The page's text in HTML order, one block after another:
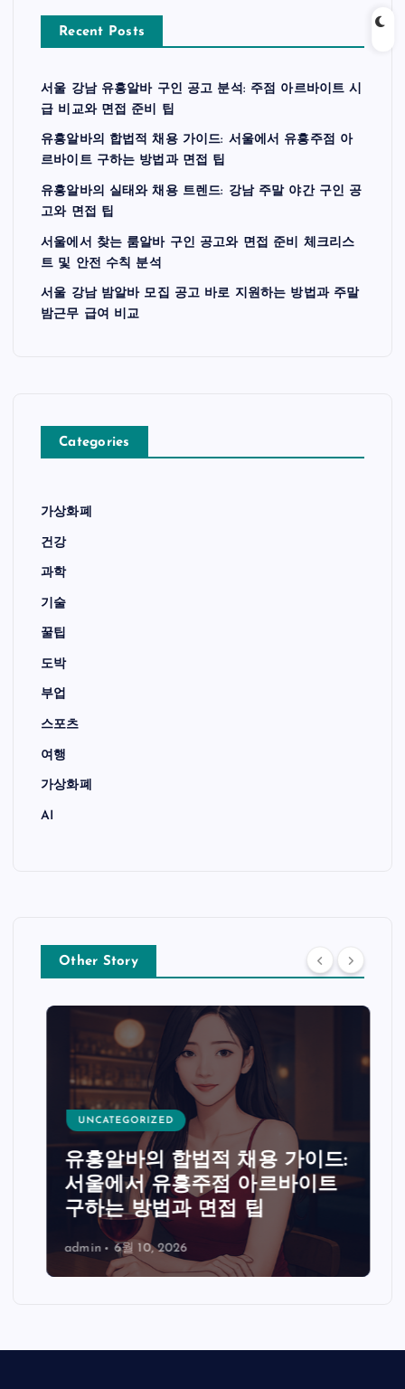
Recent Posts
서울 강남 유흥알바 구인 공고 분석: 주점 아르바이트 시
급 비교와 면접 준비 팁
유흥알바의 합법적 채용 가이드: 서울에서 유흥주점 아
르바이트 구하는 방법과 면접 팁
유흥알바의 실태와 채용 트렌드: 강남 주말 야간 구인 공
고와 면접 팁
서울에서 찾는 룸알바 구인 공고와 면접 준비 체크리스
트 및 안전 수칙 분석
서울 강남 밤알바 모집 공고 바로 지원하는 방법과 주말
밤근무 급여 비교
Categories
가상화폐
건강
과학
기술
꿀팁
도박
부업
스포츠
여행
가상화폐
AI
Other Story
UNCATEGORIZED
유흥알바의 합법적 채용 가이드:
서울에서 유흥주점 아르바이트
구하는 방법과 면접 팁
admin 6월 10, 2026